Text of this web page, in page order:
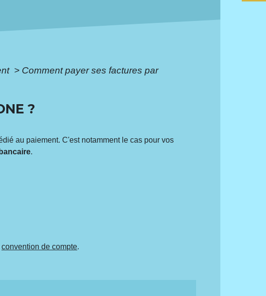
> Comment payer ses factures par
?
au paiement. C'est notamment le cas pour vos
.
convention de compte.